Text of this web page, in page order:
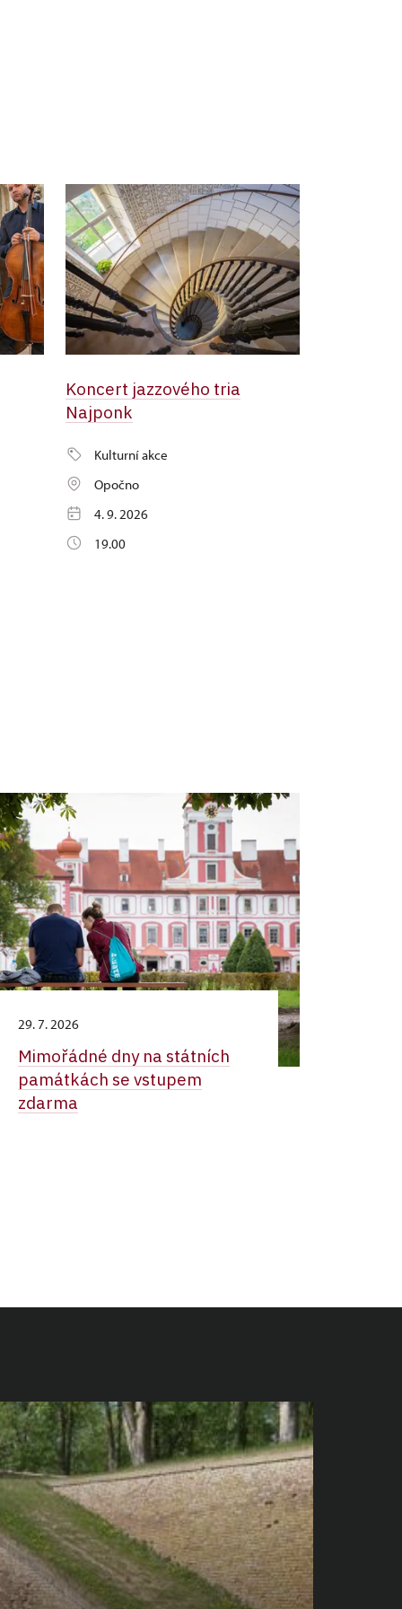
Koncert jazzového tria
Najponk
Kulturní akce
Opočno
4. 9. 2026
19.00
29. 7. 2026
Mimořádné dny na státních
památkách se vstupem
zdarma